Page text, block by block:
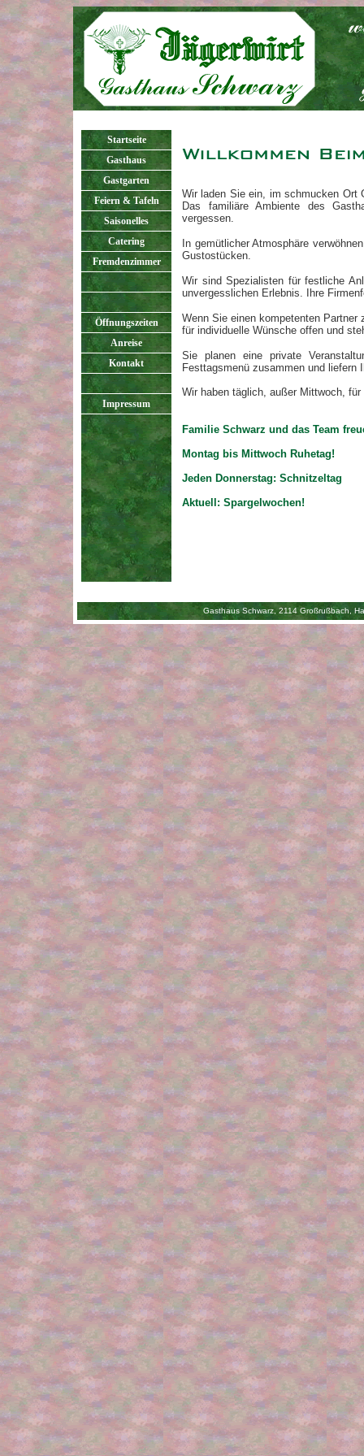
Startseite
Wir laden Sie ein, im schmucken Ort
Das familiäre Ambiente des
vergessen.
In gemütlicher Atmosphäre
Gustostücken.
Wir sind Spezialisten für festliche
unvergesslichen Erlebnis. Ihre
Wenn Sie einen kompetenten
für individuelle Wünsche offen und
Sie planen eine private
Festtagsmenü zusammen und
Wir haben täglich, außer Mittwoch,
Familie Schwarz und das Team
Montag bis Mittwoch Ruhetag!
Jeden Donnerstag: Schnitzeltag
Aktuell: Spargelwochen!
Gasthaus
Gastgarten
Feiern & Tafeln
Saisonelles
Catering
Fremdenzimmer
Öffnungszeiten
Anreise
Kontakt
Impressum
Gasthaus Schwarz, 2114 Großrußbach,